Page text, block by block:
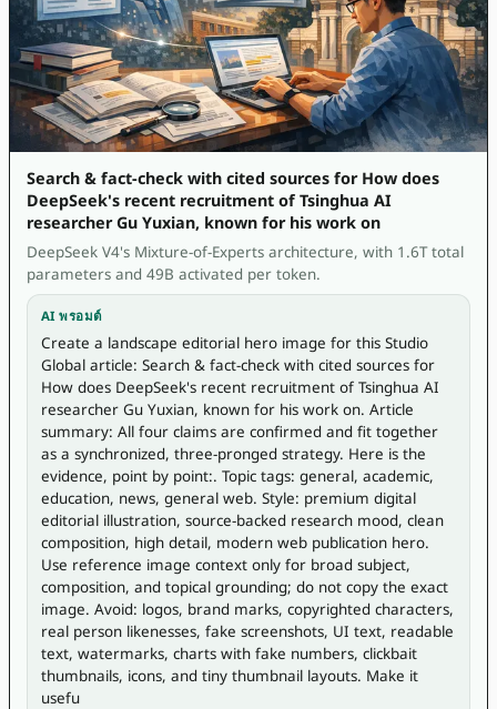
Search & fact-check with cited sources for How does
DeepSeek's recent recruitment of Tsinghua AI
researcher Gu Yuxian, known for his work on
DeepSeek V4's Mixture-of-Experts architecture, with 1.6T total
parameters and 49B activated per token.
AI พรอมต์
Create a landscape editorial hero image for this Studio
Global article: Search & fact-check with cited sources for
How does DeepSeek's recent recruitment of Tsinghua AI
researcher Gu Yuxian, known for his work on. Article
summary: All four claims are confirmed and fit together
as a synchronized, three-pronged strategy. Here is the
evidence, point by point:. Topic tags: general, academic,
education, news, general web. Style: premium digital
editorial illustration, source-backed research mood, clean
composition, high detail, modern web publication hero.
Use reference image context only for broad subject,
composition, and topical grounding; do not copy the exact
image. Avoid: logos, brand marks, copyrighted characters,
real person likenesses, fake screenshots, UI text, readable
text, watermarks, charts with fake numbers, clickbait
thumbnails, icons, and tiny thumbnail layouts. Make it
usefu